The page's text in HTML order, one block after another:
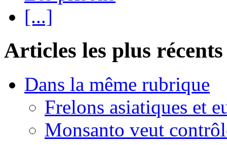
[...]
Articles les plus récents
Dans la même rubrique
Frelons asiatiques et
Monsanto veut